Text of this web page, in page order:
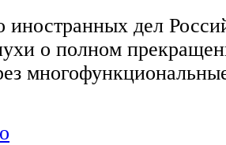
иностранных дел
о полном